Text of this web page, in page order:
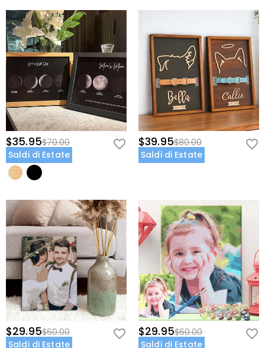
$35.95$70.00
Saldi di Estate
$39.95$80.00
Saldi di Estate
$29.95$60.00
Saldi di Estate
$29.95$60.00
Saldi di Estate